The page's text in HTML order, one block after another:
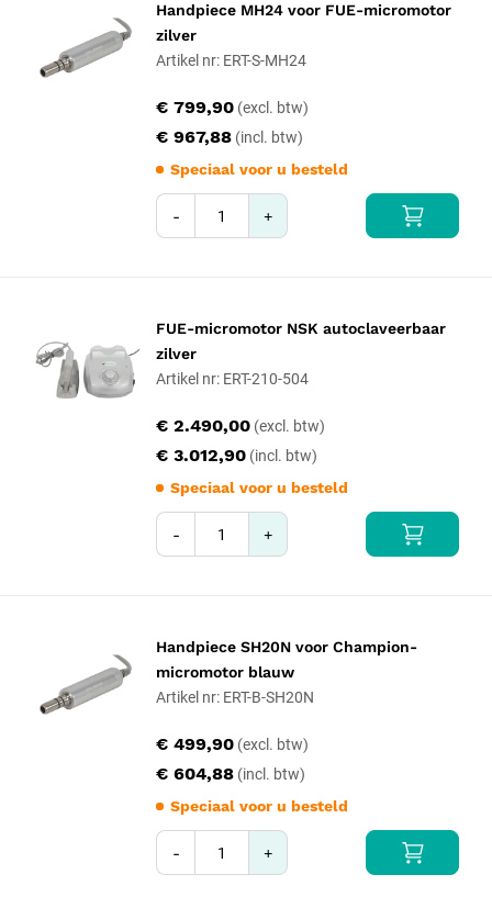
Handpiece MH24 voor FUE-micromotor
zilver
Artikel nr: ERT-S-MH24
€ 967,88
€ 799,90
Speciaal voor u besteld
- +
FUE-micromotor NSK autoclaveerbaar
zilver
Artikel nr: ERT-210-504
€ 3.012,90
€ 2.490,00
Speciaal voor u besteld
- +
Handpiece SH20N voor Champion-
micromotor blauw
Artikel nr: ERT-B-SH20N
€ 604,88
€ 499,90
Speciaal voor u besteld
- +